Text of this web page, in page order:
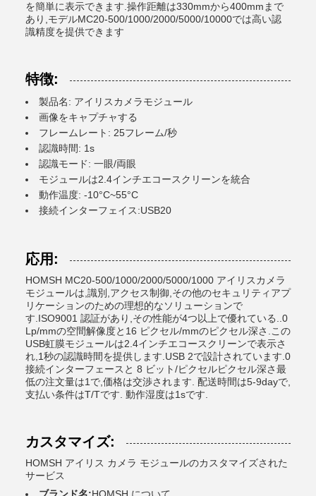
を簡単に表示できます.操作距離は330mmから400mmまで
あり,モデルMC20-500/1000/2000/5000/10000では高い認
識精度を提供できます
特徴:
製品名: アイリスカメラモジュール
画像をキャプチャする
フレームレート: 25フレーム/秒
認識時間: 1s
認識モード: 一眼/両眼
モジュールは2.4インチエコースクリーンを統合
動作温度: -10°C~55°C
接続インターフェイス:USB20
応用:
HOMSH MC20-500/1000/2000/5000/1000 アイリスカメラ
モジュールは,識別,アクセス制御,その他のセキュリティアプ
リケーションのための理想的なソリューションで
す.ISO9001 認証があり,その性能が4つ以上で優れている..0
Lp/mmの空間解像度と16 ピクセル/mmのピクセル深さ.この
USB虹膜モジュールは2.4インチエコースクリーンで表示さ
れ,1秒の認識時間を提供します.USB 2で設計されています.0
接続インターフェースと 8 ビット/ピクセルピクセル深さ最
低の注文量は1で,価格は交渉されます. 配送時間は5-9dayで,
支払い条件はT/Tです. 動作湿度は1sです.
カスタマイズ:
HOMSH アイリス カメラ モジュールのカスタマイズされた
サービス